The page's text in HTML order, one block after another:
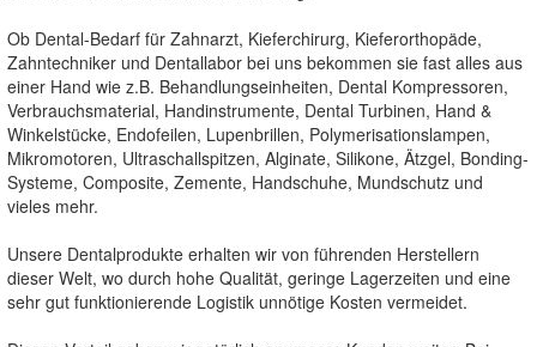
Ob Dental-Bedarf für Zahnarzt, Kieferchirurg, Kieferorthopäde,
Zahntechniker und Dentallabor bei uns bekommen sie fast alles aus
einer Hand wie z.B. Behandlungseinheiten, Dental Kompressoren,
Verbrauchsmaterial, Handinstrumente, Dental Turbinen, Hand &
Winkelstücke, Endofeilen, Lupenbrillen, Polymerisationslampen,
Mikromotoren, Ultraschallspitzen, Alginate, Silikone, Ätzgel, Bonding-
Systeme, Composite, Zemente, Handschuhe, Mundschutz und
vieles mehr.
Unsere Dentalprodukte erhalten wir von führenden Herstellern
dieser Welt, wo durch hohe Qualität, geringe Lagerzeiten und eine
sehr gut funktionierende Logistik unnötige Kosten vermeidet.